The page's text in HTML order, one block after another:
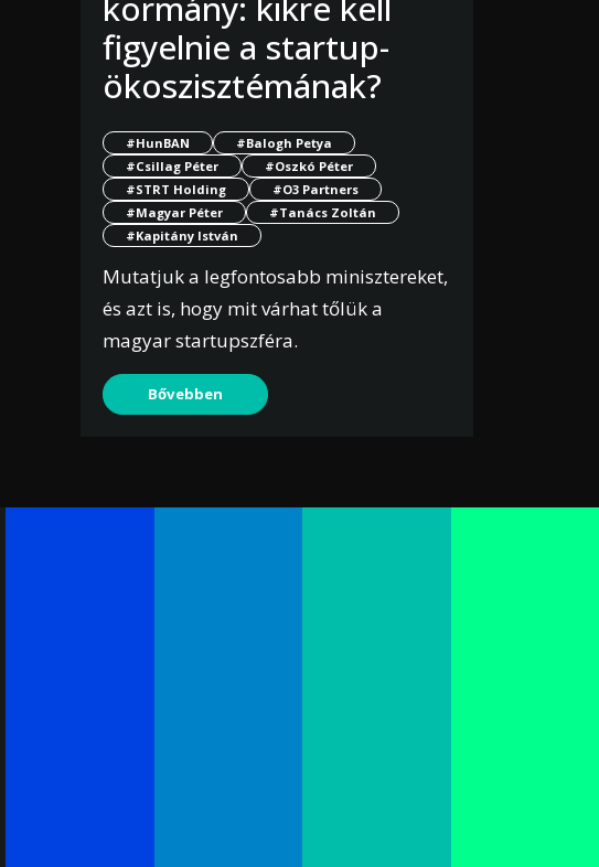
figyelnie a startup-
ökoszisztémának?
#HunBAN
#Balogh Petya
#Csillag Péter
#Oszkó Péter
#STRT Holding
#O3 Partners
#Magyar Péter
#Tanács Zoltán
#Kapitány István
Mutatjuk a legfontosabb minisztereket,
és azt is, hogy mit várhat tőlük a
magyar startupszféra.
Bővebben